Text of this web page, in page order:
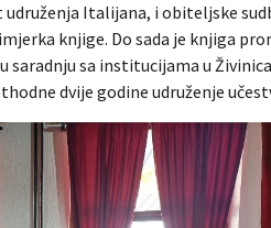
Italijana, i obiteljske
knjige. Do sada je knjiga
sa institucijama u
dvije godine udruženje